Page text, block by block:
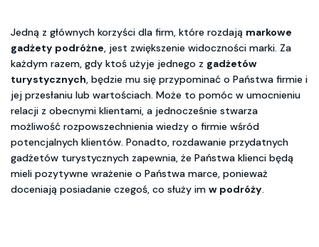
Jedną z głównych korzyści dla firm, które rozdają markowe
gadżety podróżne, jest zwiększenie widoczności marki. Za
każdym razem, gdy ktoś użyje jednego z gadżetów
turystycznych, będzie mu się przypominać o Państwa firmie i
jej przesłaniu lub wartościach. Może to pomóc w umocnieniu
relacji z obecnymi klientami, a jednocześnie stwarza
możliwość rozpowszechnienia wiedzy o firmie wśród
potencjalnych klientów. Ponadto, rozdawanie przydatnych
gadżetów turystycznych zapewnia, że Państwa klienci będą
mieli pozytywne wrażenie o Państwa marce, ponieważ
doceniają posiadanie czegoś, co służy im w podróży.